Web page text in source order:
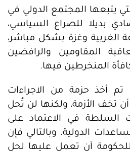
يتبعها المجتمع الدولي في
بديلا للصراع السياسي،
الغربية وغزة بشكل مباشر،
المقاومين والرافضين
المنخرطين فيها.
تم أخذ حزمة من الاجراءات
أن تخف الأزمة، ولكنها لن تُحل
السلطة في الاعتماد على
الدولية. وبالتالي فإن
للحكومة أن تعمل عليها لحل